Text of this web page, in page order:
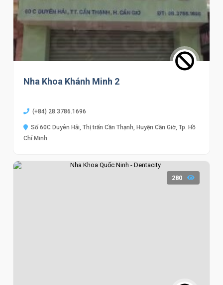
Nha Khoa Khánh Minh 2
(+84) 28.3786.1696
Số 60C Duyên Hải, Thị trấn Cần Thạnh, Huyện Cần Giờ, Tp. Hồ
Chí Minh
280